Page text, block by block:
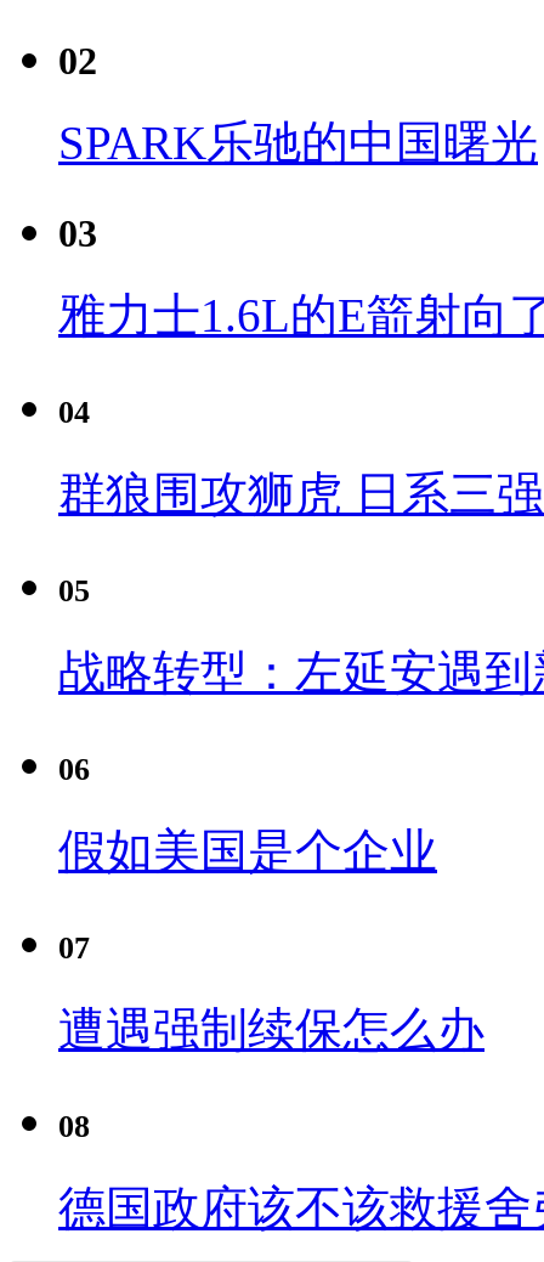
02
SPARK乐驰的中国曙光
03
雅力士1.6L的E箭射向
04
群狼围攻狮虎 日系三
05
战略转型：左延安遇
06
假如美国是个企业
07
遭遇强制续保怎么办
08
德国政府该不该救援舍